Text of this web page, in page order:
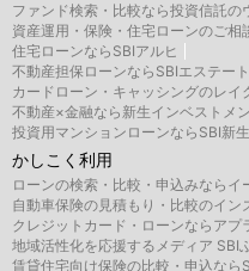
ファンド検索・比較なら投資信託の
資産運用・保険・住宅ローンのご相
住宅ローンならSBIアルヒ
不動産担保ローンならSBIエステー
カードローン・キャッシングのレイ
不動産×金融なら新生インベストメ
投資用マンションローンならSBI新
かしこく利用
ローンの検索・比較・申込みならイ
自動車保険の見積もり・比較のイン
クレジットカード・ローンならアプ
地域活性化を応援するメディア SBI
賃貸住宅向け保険の比較・申込なら